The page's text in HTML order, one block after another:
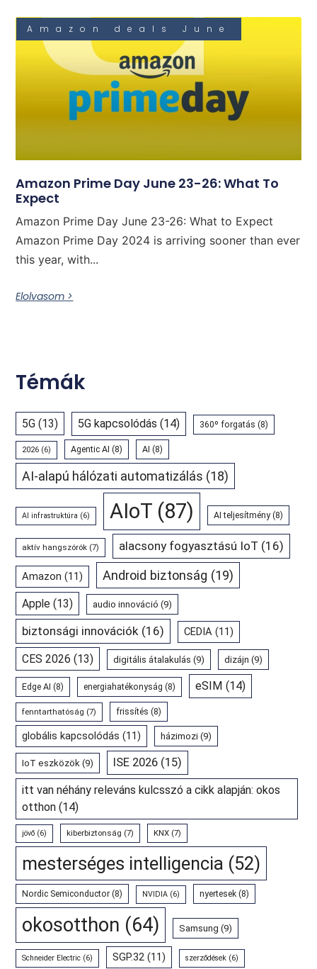
Amazon deals June
Amazon Prime Day June 23-26: What To
Expect
Amazon Prime Day June 23-26: What to Expect
Amazon Prime Day 2024 is arriving sooner than ever
this year, with...
Elolvasom >
Témák
5G (13) 5G kapcsolódás (14) 360º forgatás (8)
2026 (6) Agentic AI (8) AI (8)
AI-alapú hálózati automatizálás (18)
AI infrastruktúra (6) AIoT (87) AI teljesítmény (8)
aktív hangszórók (7) alacsony fogyasztású IoT (16)
Amazon (11) Android biztonság (19)
Apple (13) audio innováció (9)
biztonsági innovációk (16) CEDIA (11)
CES 2026 (13) digitális átalakulás (9) dizájn (9)
Edge AI (8) energiahatékonyság (8) eSIM (14)
fenntarthatóság (7) frissítés (8)
globális kapcsolódás (11) házimozi (9)
IoT eszközök (9) ISE 2026 (15)
itt van néhány releváns kulcsszó a cikk alapján: okos
otthon (14)
jövő (6) kiberbiztonság (7) KNX (7)
mesterséges intelligencia (52)
Nordic Semiconductor (8) NVIDIA (6) nyertesek (8)
okosotthon (64) Samsung (9)
Schneider Electric (6) SGP.32 (11) szerződések (6)